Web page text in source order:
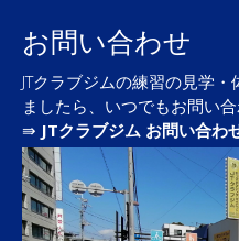
お問い合わせ
JTクラブジムの練習の見学
ましたら、いつでもお問い合
⇛ JTクラブジム お問い合わ